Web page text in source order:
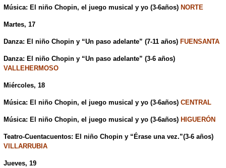
Música: El niño Chopin, el juego musical y yo (3-6años) NORTE
Martes, 17
Danza: El niño Chopin y “Un paso adelante” (7-11 años) FUENSANTA
Danza: El niño Chopin y “Un paso adelante” (3-6 años)
VALLEHERMOSO
Miércoles, 18
Música: El niño Chopin, el juego musical y yo (3-6años) CENTRAL
Música: El niño Chopin, el juego musical y yo (3-6años) HIGUERÓN
Teatro-Cuentacuentos: El niño Chopin y “Érase una vez.”(3-6 años)
VILLARRUBIA
Jueves, 19